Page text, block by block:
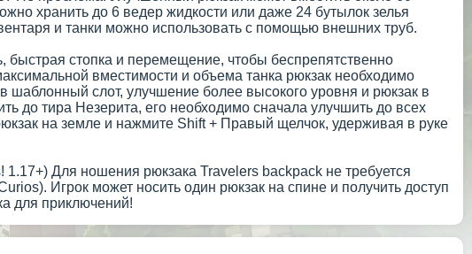
хранить до 6 ведер жидкости или даже 24 бутылок зелья
и танки можно использовать с помощью внешних труб.
быстрая стопка и перемещение, чтобы беспрепятственно
вместимости и объема танка рюкзак необходимо
слот, улучшение более высокого уровня и рюкзак в
до тира Незерита, его необходимо сначала улучшить до всех
на земле и нажмите Shift + Правый щелчок, удерживая в руке
Для ношения рюкзака Travelers backpack не требуется
Игрок может носить один рюкзак на спине и получить доступ
для приключений!